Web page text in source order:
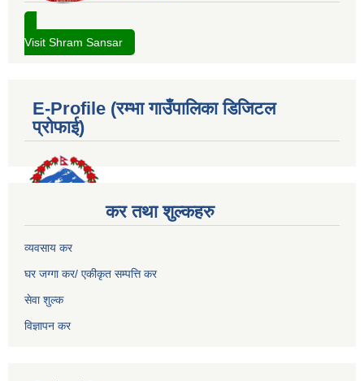
Visit Shram Sansar
E-Profile (रम्भा गाउँपालिका डिजिटल
प्रोफाई)
कर तथा शुल्कहरु
व्यवसाय कर
घर जग्गा कर/ एकीकृत सम्पत्ति कर
सेवा शुल्क
विज्ञापन कर